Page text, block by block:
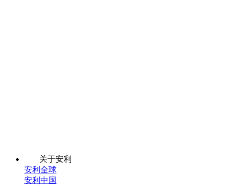
关于安利
安利全球
安利中国